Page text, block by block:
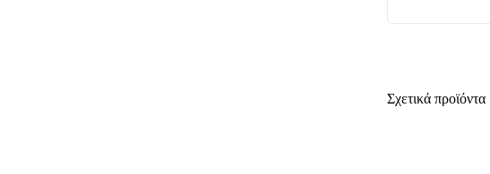
Σχετικά προϊόντα